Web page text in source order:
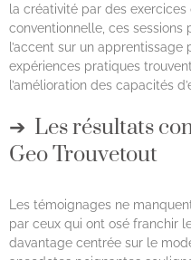
la créativité par des
conventionnelle, ces
l’accent sur un
expériences pratiques
l’amélioration des capacités
Les résultats
Geo Trouvetout
Les témoignages ne
par ceux qui ont osé franchir
davantage centrée sur le